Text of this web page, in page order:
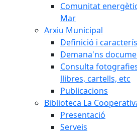
Comunitat
Mar
Arxiu Municipal
Definició i
Demana'ns
Consulta
llibres, cartells, etc
Publicacions
Biblioteca La
Presentació
Serveis